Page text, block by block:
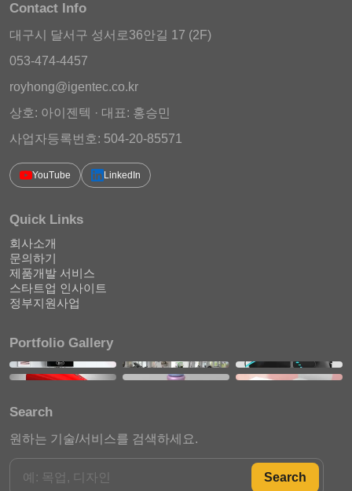
Contact Info
대구시 달서구 성서로36안길 17 (2F)
053-474-4457
royhong@igentec.co.kr
상호: 아이젠텍 · 대표: 홍승민
사업자등록번호: 504-20-85571
YouTube LinkedIn
Quick Links
회사소개
문의하기
제품개발 서비스
스타트업 인사이트
정부지원사업
Portfolio Gallery
Search
원하는 기술/서비스를 검색하세요.
Search